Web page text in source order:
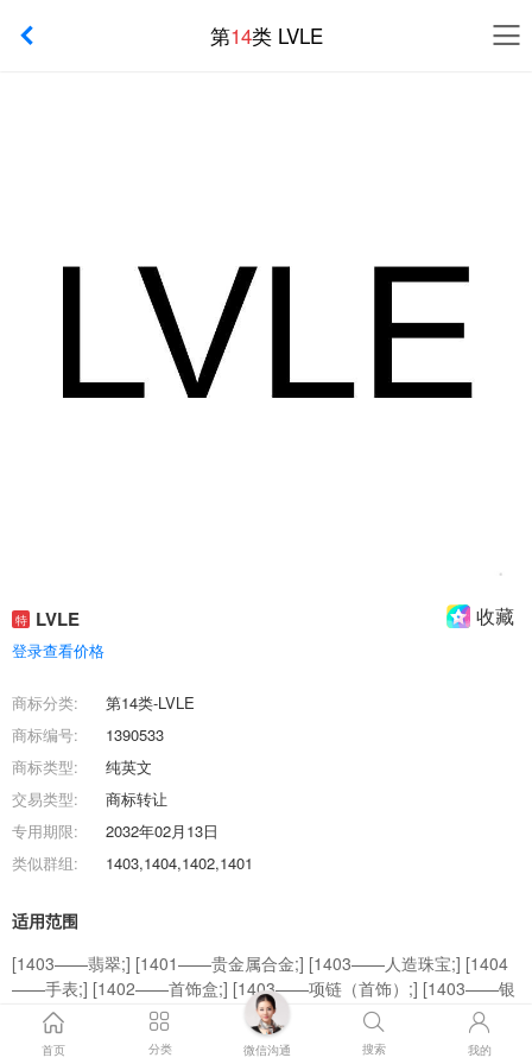
第14类 LVLE
特 LVLE 收藏
登录查看价格
商标分类:
第14类-LVLE
商标编号:
1390533
商标类型:
纯英文
交易类型:
商标转让
专用期限:
2032年02月13日
类似群组:
1403,1404,1402,1401
适用范围
[1403——翡翠;] [1401——贵金属合金;] [1403——人造珠宝;] [1404
——手表;] [1402——首饰盒;] [1403——项链（首饰）;] [1403——银
制工艺品;] [1403——钥匙圈（带小饰物或短链饰物的扣环）;] [1403
——珍珠（珠宝）;] [1403——珠宝首饰;]
首页 分类 微信沟通 搜索 我的